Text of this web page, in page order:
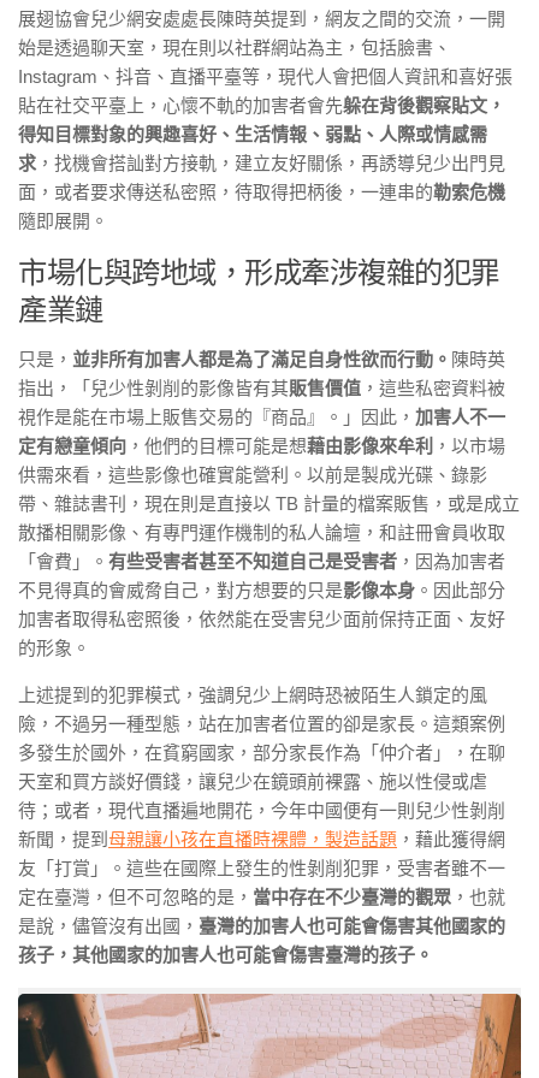
展翅協會兒少網安處處長陳時英提到，網友之間的交流，一開
始是透過聊天室，現在則以社群網站為主，包括臉書、
Instagram、抖音、直播平臺等，現代人會把個人資訊和喜好張
貼在社交平臺上，心懷不軌的加害者會先躲在背後觀察貼文，
得知目標對象的興趣喜好、生活情報、弱點、人際或情感需
求 ，找機會搭訕對方接軌，建立友好關係，再誘導兒少出門見
面，或者要求傳送私密照，待取得把柄後，一連串的勒索危機
隨即展開。
市場化與跨地域，形成牽涉複雜的犯罪
產業鏈
只是， 並非所有加害人都是為了滿足自身性欲而行動。 陳時英
指出，「兒少性剝削的影像皆有其販售價值 ，這些私密資料被
視作是能在市場上販售交易的『商品』。」因此， 加害人不一
定有戀童傾向 ，他們的目標可能是想藉由影像來牟利 ，以市場
供需來看，這些影像也確實能營利。以前是製成光碟、錄影
帶、雜誌書刊，現在則是直接以 TB 計量的檔案販售，或是成立
散播相關影像、有專門運作機制的私人論壇，和註冊會員收取
「會費」。 有些受害者甚至不知道自己是受害者 ，因為加害者
不見得真的會威脅自己，對方想要的只是影像本身 。因此部分
加害者取得私密照後，依然能在受害兒少面前保持正面、友好
的形象。
上述提到的犯罪模式，強調兒少上網時恐被陌生人鎖定的風
險，不過另一種型態，站在加害者位置的卻是家長。這類案例
多發生於國外，在貧窮國家，部分家長作為「仲介者」，在聊
天室和買方談好價錢，讓兒少在鏡頭前裸露、施以性侵或虐
待；或者，現代直播遍地開花，今年中國便有一則兒少性剝削
新聞，提到 母親讓小孩在直播時裸體，製造話題 ，藉此獲得網
友「打賞」。這些在國際上發生的性剝削犯罪，受害者雖不一
定在臺灣，但不可忽略的是， 當中存在不少臺灣的觀眾 ，也就
是說，儘管沒有出國， 臺灣的加害人也可能會傷害其他國家的
孩子，其他國家的加害人也可能會傷害臺灣的孩子。